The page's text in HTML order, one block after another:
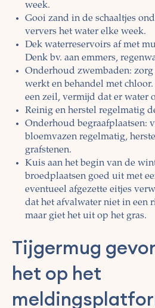
week.
Gooi zand in de schaaltjes
ververs het water elke week.
Dek waterreservoirs af met
Denk bv. aan emmers,
Onderhoud zwembaden:
werkt en behandel met
een zeil, vermijd dat er water
Reinig en herstel regelmatig
Onderhoud begraafplaatsen:
bloemvazen regelmatig,
grafstenen.
Kuis aan het begin van de
broedplaatsen goed uit met
eventueel afgezette eitjes
dat het afvalwater niet in een
maar giet het uit op het gras.
Tijgermug
het op het